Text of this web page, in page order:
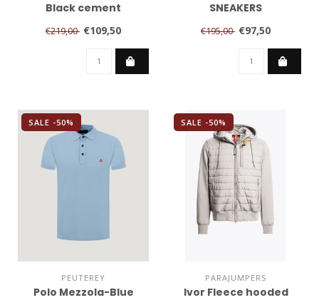
Black cement
€219,00 €109,50
SNEAKERS
€195,00 €97,50
SALE -50%
PEUTEREY
Polo Mezzola-Blue
SALE -50%
PARAJUMPERS
Ivor Fleece hooded